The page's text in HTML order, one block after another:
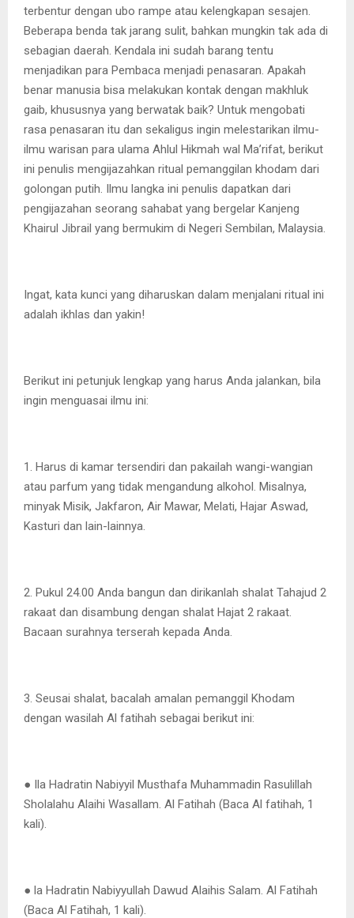
terbentur dengan ubo rampe atau kelengkapan sesajen.
Beberapa benda tak jarang sulit, bahkan mungkin tak ada di
sebagian daerah. Kendala ini sudah barang tentu
menjadikan para Pembaca menjadi penasaran. Apakah
benar manusia bisa melakukan kontak dengan makhluk
gaib, khususnya yang berwatak baik? Untuk mengobati
rasa penasaran itu dan sekaligus ingin melestarikan ilmu-
ilmu warisan para ulama Ahlul Hikmah wal Ma’rifat, berikut
ini penulis mengijazahkan ritual pemanggilan khodam dari
golongan putih. Ilmu langka ini penulis dapatkan dari
pengijazahan seorang sahabat yang bergelar Kanjeng
Khairul Jibrail yang bermukim di Negeri Sembilan, Malaysia.
Ingat, kata kunci yang diharuskan dalam menjalani ritual ini
adalah ikhlas dan yakin!
Berikut ini petunjuk lengkap yang harus Anda jalankan, bila
ingin menguasai ilmu ini:
1. Harus di kamar tersendiri dan pakailah wangi-wangian
atau parfum yang tidak mengandung alkohol. Misalnya,
minyak Misik, Jakfaron, Air Mawar, Melati, Hajar Aswad,
Kasturi dan lain-lainnya.
2. Pukul 24.00 Anda bangun dan dirikanlah shalat Tahajud 2
rakaat dan disambung dengan shalat Hajat 2 rakaat.
Bacaan surahnya terserah kepada Anda.
3. Seusai shalat, bacalah amalan pemanggil Khodam
dengan wasilah Al fatihah sebagai berikut ini:
● Ila Hadratin Nabiyyil Musthafa Muhammadin Rasulillah
Sholalahu Alaihi Wasallam. Al Fatihah (Baca Al fatihah, 1
kali).
● la Hadratin Nabiyyullah Dawud Alaihis Salam. Al Fatihah
(Baca Al Fatihah, 1 kali).